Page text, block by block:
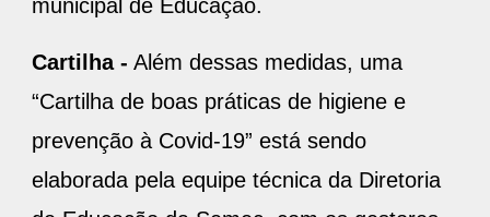
municipal de Educação.
Cartilha - Além dessas medidas, uma
“Cartilha de boas práticas de higiene e
prevenção à Covid-19” está sendo
elaborada pela equipe técnica da Diretoria